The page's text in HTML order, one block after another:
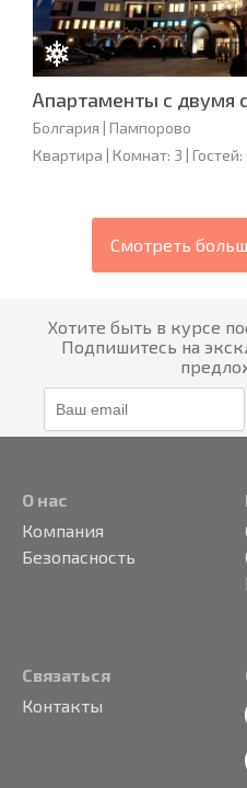
Апартаменты с двумя
Болгария | Пампорово
Квартира | Комнат: 3 | Гостей:
Смотреть
Хотите быть в курсе
Подпишитесь на
О нас
Компания
Безопасность
Связаться
Контакты